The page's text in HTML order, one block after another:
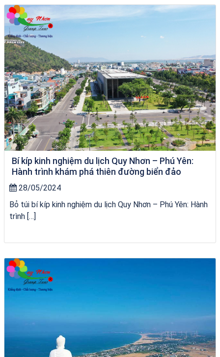
Tour Đà Nẵng Quy Nhơn
Bí kíp kinh nghiệm du lịch Quy Nhơn – Phú Yên:
Hành trình khám phá thiên đường biển đảo
28/05/2024
Bỏ túi bí kíp kinh nghiệm du lịch Quy Nhơn – Phú Yên: Hành
trình […]